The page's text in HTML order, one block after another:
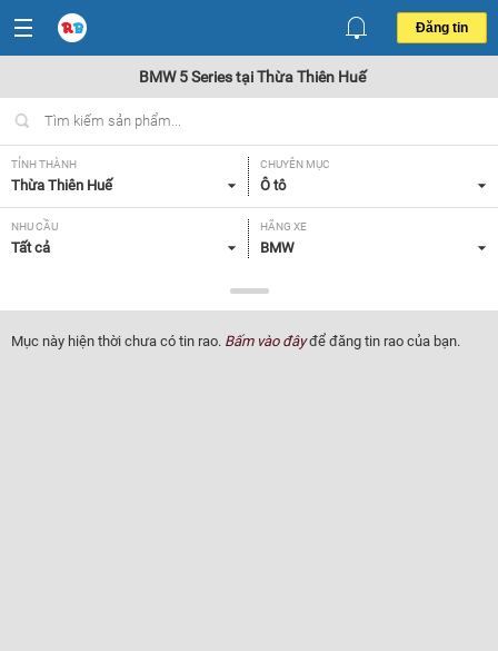
Đăng tin
BMW 5 Series tại Thừa Thiên Huế
TỈNH THÀNH
Thừa Thiên Huế
CHUYÊN MỤC
Ô tô
NHU CẦU
Tất cả
HÃNG XE
BMW
5 Series
NĂM SẢN XUẤT
Tất cả
GIÁ XE XUẤT XỨ
Mục này hiện thời chưa có tin rao. Bấm vào đâyđể đăng tin rao của bạn.